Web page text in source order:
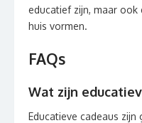
educatief zijn, maar
huis vormen.
FAQs
Wat zijn
Educatieve cadeaus zijn